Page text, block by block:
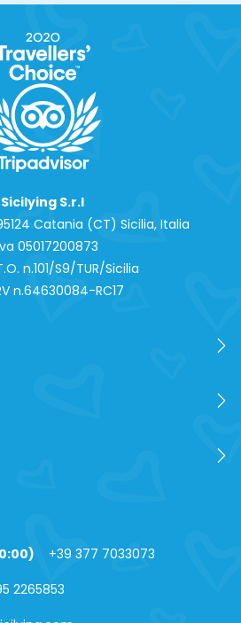
Sicilying S.r.l
Catania (CT) Sicilia, Italia
0‍5017200873
n.101/S9/TUR/Sicilia
n.64630084-RC17
+39 377 7033073
2265853